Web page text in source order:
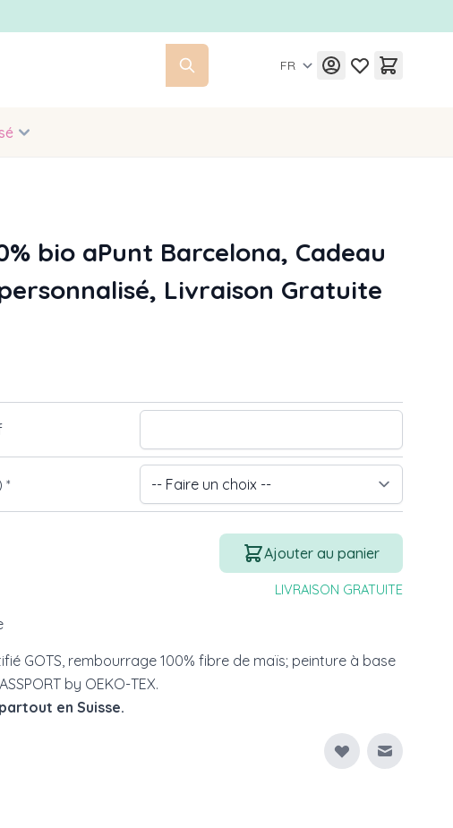
FR
bio aPunt Barcelona, Cadeau
Livraison Gratuite
*
Quantité
Ajouter au panier
LIVRAISON GRATUITE
GOTS, rembourrage 100% fibre de maïs; peinture à base
by OEKO-TEX.
en Suisse.
Envoyer